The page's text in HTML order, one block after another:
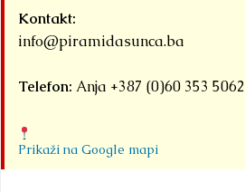
Kontakt:
info@piramidasunca.ba
Telefon: Anja +387 (0)60 353 5062
Prikaži na Google mapi